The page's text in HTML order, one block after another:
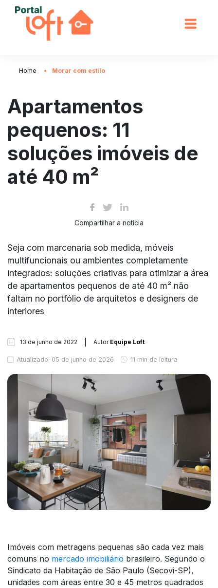
Home Morar com estilo
Apartamentos
pequenos: 11
soluções imóveis de
até 40 m²
Compartilhar a notícia
Seja com marcenaria sob medida, móveis
multifuncionais ou ambientes completamente
integrados: soluções criativas para otimizar a área
de apartamentos pequenos de até 40 m² não
faltam no portfólio de arquitetos e designers de
interiores
13 de junho de 2022 Autor Equipe Loft
Atualizado: 05 de junho de 2026 11 min de leitura
Imóveis com metragens pequenas são cada vez mais
comuns no mercado imobiliário brasileiro. Segundo o
Sindicato da Habitação de São Paulo (Secovi-SP),
unidades com áreas entre 30 e 45 metros quadrados